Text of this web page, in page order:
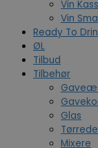
Vin
Vin
Ready To
ØL
Tilbud
Tilbehør
Glas
Mixere